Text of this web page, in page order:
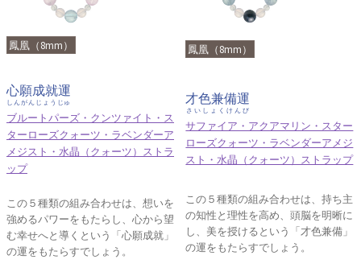
鳳凰（8mm）
心願成就運
しんがんじょうじゅ
ブルートパーズ・クンツァイト・ス
ターローズクォーツ・ラベンダーア
メジスト・水晶（クォーツ）ストラ
ップ
この５種類の組み合わせは、想いを
強めるパワーをもたらし、心から望
む幸せへと導くという「心願成就」
の運をもたらすでしょう。
鳳凰（8mm）
才色兼備運
さいしょくけんび
サファイア・アクアマリン・スター
ローズクォーツ・ラベンダーアメジ
スト・水晶（クォーツ）ストラップ
この５種類の組み合わせは、持ち主
の知性と理性を高め、頭脳を明晰に
し、美を授けるという「才色兼備」
の運をもたらすでしょう。